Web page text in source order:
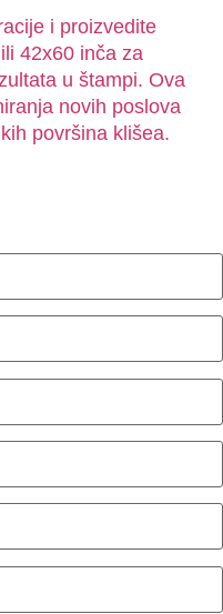
i proizvedite
42x60 inča za
u štampi. Ova
novih poslova
površina klišea.